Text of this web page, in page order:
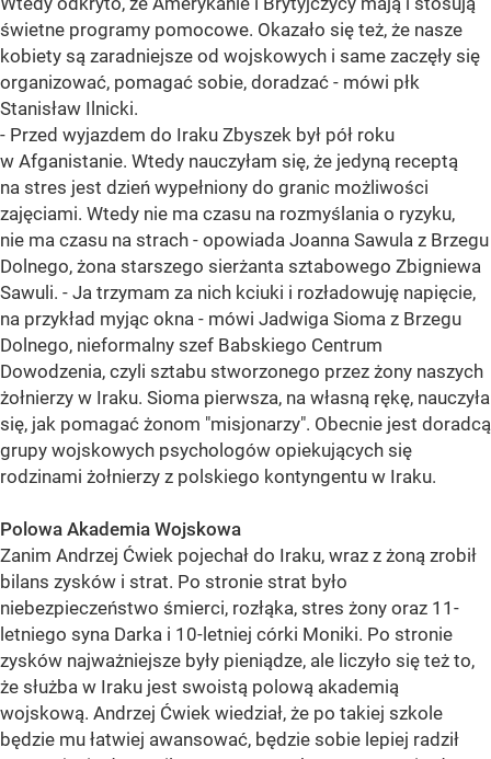
świetne programy pomocowe. Okazało się też, że nasze
kobiety są zaradniejsze od wojskowych i same zaczęły się
organizować, pomagać sobie, doradzać - mówi płk
Stanisław Ilnicki.
- Przed wyjazdem do Iraku Zbyszek był pół roku
w Afganistanie. Wtedy nauczyłam się, że jedyną receptą
na stres jest dzień wypełniony do granic możliwości
zajęciami. Wtedy nie ma czasu na rozmyślania o ryzyku,
nie ma czasu na strach - opowiada Joanna Sawula z Brzegu
Dolnego, żona starszego sierżanta sztabowego Zbigniewa
Sawuli. - Ja trzymam za nich kciuki i rozładowuję napięcie,
na przykład myjąc okna - mówi Jadwiga Sioma z Brzegu
Dolnego, nieformalny szef Babskiego Centrum
Dowodzenia, czyli sztabu stworzonego przez żony naszych
żołnierzy w Iraku. Sioma pierwsza, na własną rękę, nauczyła
się, jak pomagać żonom "misjonarzy". Obecnie jest doradcą
grupy wojskowych psychologów opiekujących się
rodzinami żołnierzy z polskiego kontyngentu w Iraku.
Polowa Akademia Wojskowa
Zanim Andrzej Ćwiek pojechał do Iraku, wraz z żoną zrobił
bilans zysków i strat. Po stronie strat było
niebezpieczeństwo śmierci, rozłąka, stres żony oraz 11-
letniego syna Darka i 10-letniej córki Moniki. Po stronie
zysków najważniejsze były pieniądze, ale liczyło się też to,
że służba w Iraku jest swoistą polową akademią
wojskową. Andrzej Ćwiek wiedział, że po takiej szkole
będzie mu łatwiej awansować, będzie sobie lepiej radził